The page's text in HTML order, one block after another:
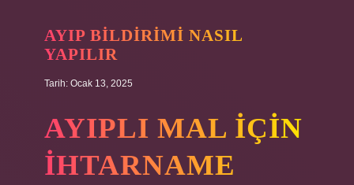
Hakkımızda
AYIP BILDIRIMI NASIL
YAPILIR
Tarih: Ocak 13, 2025
AYIPLI MAL IÇIN
IHTARNAME